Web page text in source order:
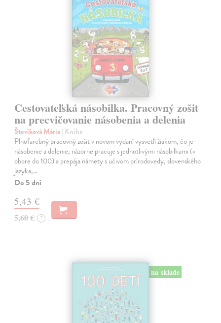
Cestovateľská násobilka. Pracovný zošit
na precvičovanie násobenia a delenia
Števíková Mária| Kniha
Plnofarebný pracovný zošit v novom vydaní vysvetlí žiakom, čo je
násobenie a delenie, názorne pracuje s jednotlivými násobilkami (v
obore do 100) a prepája námety s učivom prírodovedy, slovenského
jazyka,…
Do 5 dní
5,43 €
5,60 € ?
na sklade